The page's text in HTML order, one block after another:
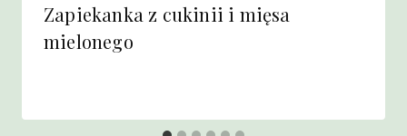
Zapiekanka z cukinii i mięsa
mielonego